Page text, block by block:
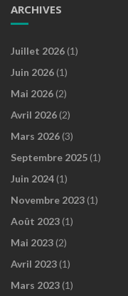
ARCHIVES
Juillet 2026 (1)
Juin 2026 (1)
Mai 2026 (2)
Avril 2026 (2)
Mars 2026 (3)
Septembre 2025 (1)
Juin 2024 (1)
Novembre 2023 (1)
Août 2023 (1)
Mai 2023 (2)
Avril 2023 (1)
Mars 2023 (1)